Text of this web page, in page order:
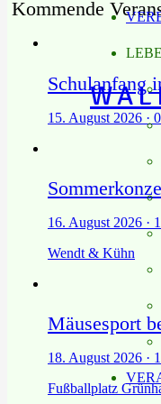
Kommende
Schulanfang
15. August 2026 ·
16. August 2026 ·
Wendt & Kühn
Mäusesport
18. August 2026 ·
Fußballplatz